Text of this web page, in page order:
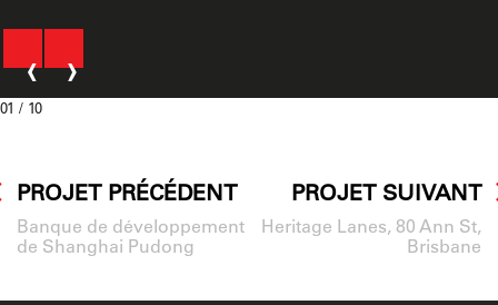
01 / 10
‹ ›
PROJET SUIVANT
Heritage Lanes, 80 Ann St,
Brisbane
PROJET PRÉCÉDENT
Banque de développement
de Shanghai Pudong